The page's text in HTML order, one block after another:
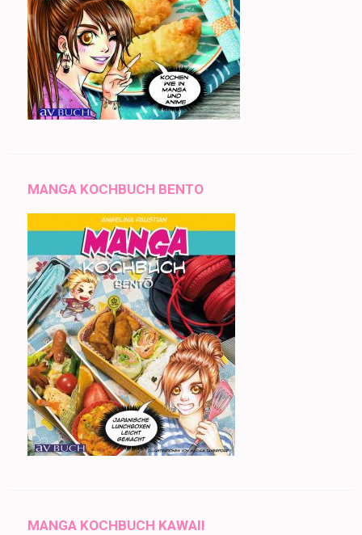
MANGA KOCHBUCH BENTO
MANGA KOCHBUCH KAWAII